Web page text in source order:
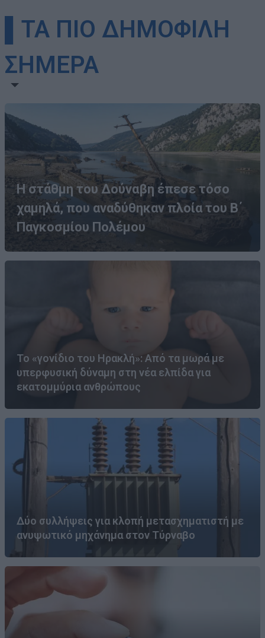
▌ΤΑ ΠΙΟ ΔΗΜΟΦΙΛΗ
ΣΗΜΕΡΑ
Η στάθμη του Δούναβη έπεσε τόσο
χαμηλά, που αναδύθηκαν πλοία του Β΄
Παγκοσμίου Πολέμου
Το «γονίδιο του Ηρακλή»: Από τα μωρά με
υπερφυσική δύναμη στη νέα ελπίδα για
εκατομμύρια ανθρώπους
Δύο συλλήψεις για κλοπή μετασχηματιστή με
ανυψωτικό μηχάνημα στον Τύρναβο